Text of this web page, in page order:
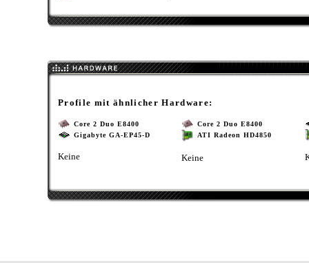
Profile mit ähnlicher Hardware:
Core 2 Duo E8400
Gigabyte GA-EP45-D
Keine
Core 2 Duo E8400
ATI Radeon HD4850
Keine